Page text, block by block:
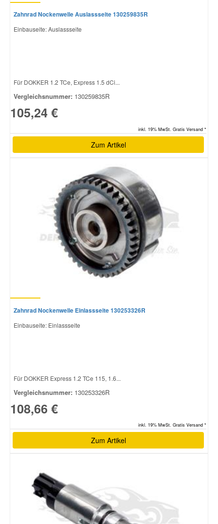
Zahnrad Nockenwelle Auslassseite 130259835R
Einbauseite: Auslassseite
Für DOKKER 1.2 TCe, Express 1.5 dCi...
Vergleichsnummer: 130259835R
105,24 €
inkl. 19% MwSt. Gratis Versand *
Zum Artikel
Zahnrad Nockenwelle Einlassseite 130253326R
Einbauseite: Einlassseite
Für DOKKER Express 1.2 TCe 115, 1.6...
Vergleichsnummer: 130253326R
108,66 €
inkl. 19% MwSt. Gratis Versand *
Zum Artikel